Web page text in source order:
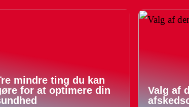
mindre ting du kan
for at optimere din
Valg af